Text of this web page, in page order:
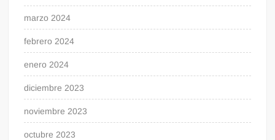
marzo 2024
febrero 2024
enero 2024
diciembre 2023
noviembre 2023
octubre 2023